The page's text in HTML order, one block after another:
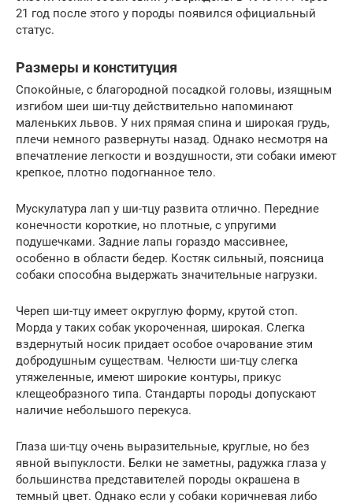
21 год после этого у породы появился официальный
статус.
Размеры и конституция
Спокойные, с благородной посадкой головы, изящным
изгибом шеи ши-тцу действительно напоминают
маленьких львов. У них прямая спина и широкая грудь,
плечи немного развернуты назад. Однако несмотря на
впечатление легкости и воздушности, эти собаки имеют
крепкое, плотно подогнанное тело.
Мускулатура лап у ши-тцу развита отлично. Передние
конечности короткие, но плотные, с упругими
подушечками. Задние лапы гораздо массивнее,
особенно в области бедер. Костяк сильный, поясница
собаки способна выдержать значительные нагрузки.
Череп ши-тцу имеет округлую форму, крутой стоп.
Морда у таких собак укороченная, широкая. Слегка
вздернутый носик придает особое очарование этим
добродушным существам. Челюсти ши-тцу слегка
утяжеленные, имеют широкие контуры, прикус
клещеобразного типа. Стандарты породы допускают
наличие небольшого перекуса.
Глаза ши-тцу очень выразительные, круглые, но без
явной выпуклости. Белки не заметны, радужка глаза у
большинства представителей породы окрашена в
темный цвет. Однако если у собаки коричневая либо